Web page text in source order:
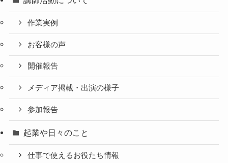
作業実例
お客様の声
開催報告
メディア掲載・出演の様子
参加報告
起業や日々のこと
仕事で使えるお役たち情報